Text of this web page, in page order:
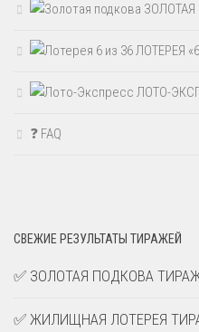
ЛОТЕРЕЯ
ЛОТО-
❓ FAQ
СВЕЖИЕ РЕЗУЛЬТАТЫ ТИРАЖЕЙ
✅ ЗОЛОТАЯ ПОДКОВА
✅ ЖИЛИЩНАЯ ЛОТЕРЕЯ